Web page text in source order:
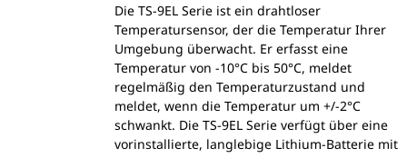
Die TS-9EL Serie ist ein drahtloser
Temperatursensor, der die Temperatur Ihrer
Umgebung überwacht. Er erfasst eine
Temperatur von -10°C bis 50°C, meldet
regelmäßig den Temperaturzustand und
meldet, wenn die Temperatur um +/-2°C
schwankt. Die TS-9EL Serie verfügt über eine
vorinstallierte, langlebige Lithium-Batterie mit